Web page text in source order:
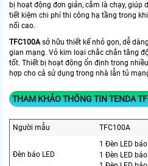
bị hoạt động đơn giản, cắm là chạy, giúp
tiết kiệm chi phí thi công hạ tầng trong
nối cao.
TFC100Asở hữu thiết kế nhỏ gọn, dễ
gian mạng. Vỏ kim loại chắc chắn tăng
tốt. Thiết bị hoạt động ổn định trong
hợp cho cả sử dụng trong nhà lẫn tủ
THAM KHẢO THÔNG TIN TENDA
Người mẫu TFC100A
Đèn báo LED
1 Đèn LED
1 Đèn LED